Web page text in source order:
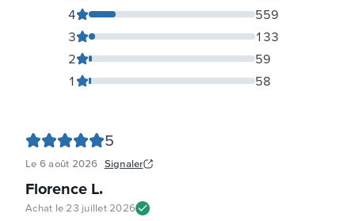
1 58
2 59
3 133
4 559
5
Le 6 août 2026 Signaler
Florence L.
Achat le 23 juillet 2026